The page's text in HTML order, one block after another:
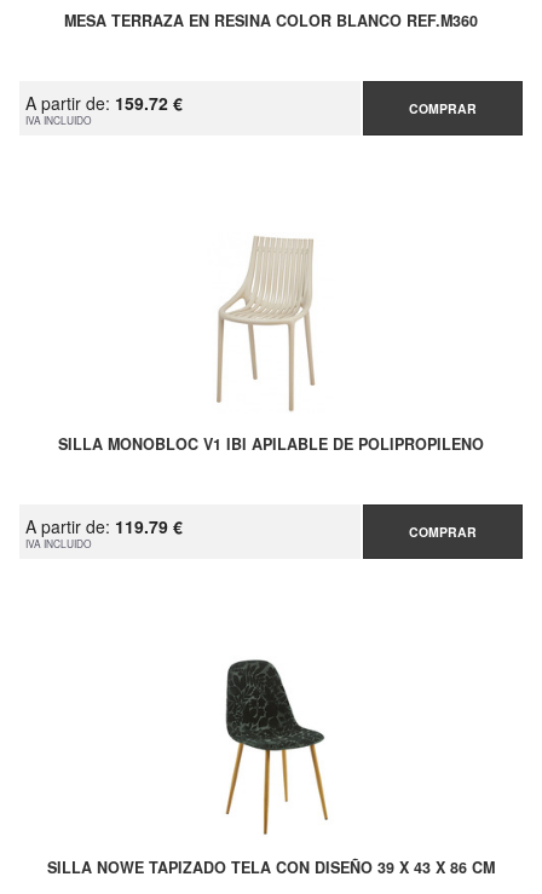
MESA TERRAZA EN RESINA COLOR BLANCO REF.M360
A partir de: 159.72 €
IVA INCLUIDO
COMPRAR
SILLA MONOBLOC V1 IBI APILABLE DE POLIPROPILENO
A partir de: 119.79 €
IVA INCLUIDO
COMPRAR
SILLA NOWE TAPIZADO TELA CON DISEÑO 39 X 43 X 86 CM